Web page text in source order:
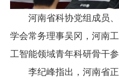
河南省科协党组成员、
学会常务理事吴冈，河南
工智能领域青年科研骨干
李纪峰指出，河南省正